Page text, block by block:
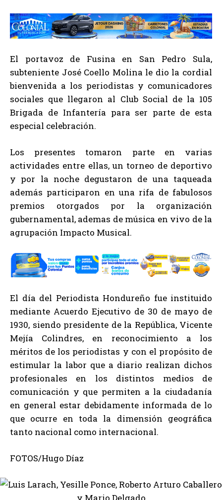
El portavoz de Fusina en San Pedro Sula,
subteniente José Coello Molina le dio la cordial
bienvenida a los periodistas y comunicadores
sociales que llegaron al Club Social de la 105
Brigada de Infantería para ser parte de esta
especial celebración.
Los presentes tomaron parte en varias
actividades entre ellas, un torneo de deportivo
y por la noche degustaron de una taqueada
además participaron en una rifa de fabulosos
premios otorgados por la organización
gubernamental, ademas de música en vivo de la
agrupación Impacto Musical.
El día del Periodista Hondureño fue instituido
mediante Acuerdo Ejecutivo de 30 de mayo de
1930, siendo presidente de la República, Vicente
Mejía Colindres, en reconocimiento a los
méritos de los periodistas y con el propósito de
estimular la labor que a diario realizan dichos
profesionales en los distintos medios de
comunicación y que permiten a la ciudadanía
en general estar debidamente informada de lo
que ocurre en toda la dimensión geográfica
tanto nacional como internacional.
FOTOS/Hugo Díaz